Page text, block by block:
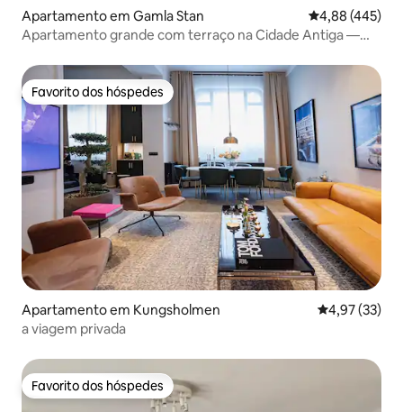
Apartamento em Gamla Stan Classificação
4,88 (445)
Apartamento grande com terraço na Cidade Antiga —
Favorito dos hóspedes
Favorito dos hóspedes
Apartamento em Kungsholmen Classificação
4,97 (33)
a viagem privada
Favorito dos hóspedes
Favorito dos hóspedes